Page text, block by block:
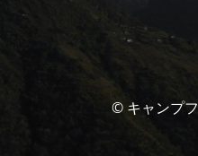
© キャンプ